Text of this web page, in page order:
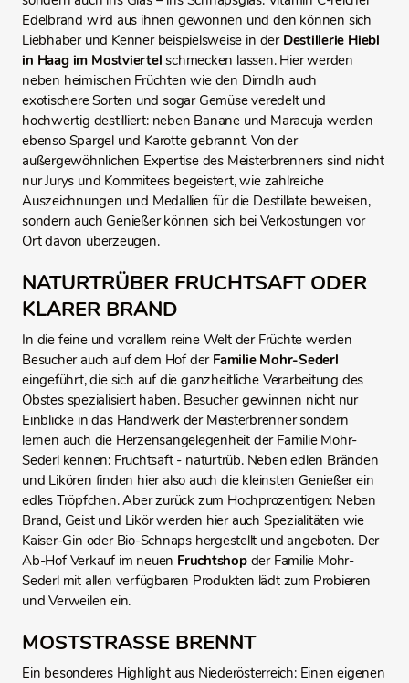
Edelbrand wird aus ihnen gewonnen und den können sich
Liebhaber und Kenner beispielsweise in der Destillerie Hiebl
in Haag im Mostviertel schmecken lassen. Hier werden
neben heimischen Früchten wie den Dirndln auch
exotischere Sorten und sogar Gemüse veredelt und
hochwertig destilliert: neben Banane und Maracuja werden
ebenso Spargel und Karotte gebrannt. Von der
außergewöhnlichen Expertise des Meisterbrenners sind nicht
nur Jurys und Kommitees begeistert, wie zahlreiche
Auszeichnungen und Medallien für die Destillate beweisen,
sondern auch Genießer können sich bei Verkostungen vor
Ort davon überzeugen.
NATURTRÜBER FRUCHTSAFT ODER
KLARER BRAND
In die feine und vorallem reine Welt der Früchte werden
Besucher auch auf dem Hof der Familie Mohr-Sederl
eingeführt, die sich auf die ganzheitliche Verarbeitung des
Obstes spezialisiert haben. Besucher gewinnen nicht nur
Einblicke in das Handwerk der Meisterbrenner sondern
lernen auch die Herzensangelegenheit der Familie Mohr-
Sederl kennen: Fruchtsaft - naturtrüb. Neben edlen Bränden
und Likören finden hier also auch die kleinsten Genießer ein
edles Tröpfchen. Aber zurück zum Hochprozentigen: Neben
Brand, Geist und Likör werden hier auch Spezialitäten wie
Kaiser-Gin oder Bio-Schnaps hergestellt und angeboten. Der
Ab-Hof Verkauf im neuen Fruchtshopder Familie Mohr-
Sederl mit allen verfügbaren Produkten lädt zum Probieren
und Verweilen ein.
MOSTSTRASSE BRENNT
Ein besonderes Highlight aus Niederösterreich: Einen eigenen